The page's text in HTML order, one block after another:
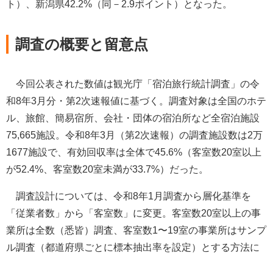
ト）、新潟県42.2%（同－2.9ポイント）となった。
調査の概要と留意点
今回公表された数値は観光庁「宿泊旅行統計調査」の令
和8年3月分・第2次速報値に基づく。調査対象は全国のホテ
ル、旅館、簡易宿所、会社・団体の宿泊所など全宿泊施設
75,665施設。令和8年3月（第2次速報）の調査施設数は2万
1677施設で、有効回収率は全体で45.6%（客室数20室以上
が52.4%、客室数20室未満が33.7%）だった。
調査設計については、令和8年1月調査から層化基準を
「従業者数」から「客室数」に変更。客室数20室以上の事
業所は全数（悉皆）調査、客室数1〜19室の事業所はサンプ
ル調査（都道府県ごとに標本抽出率を設定）とする方法に